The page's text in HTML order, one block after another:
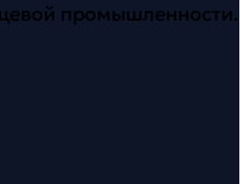
промышленности.